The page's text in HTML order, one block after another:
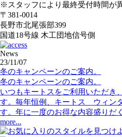
※スタッフにより最終受付時間が
〒381-0014
長野市北尾張部399
国道18号線 木工団地信号側
News
23/11/07
冬のキャンペーンのご案内。
冬のキャンペーンのご案内。
いつもキートスをご利用いただき
す。毎年恒例、キートス ウィン
す。年に一度のお得な内容盛りだ
more...